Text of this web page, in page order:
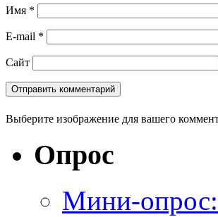
Имя *
E-mail *
Сайт
Выберите изображение для вашего
Опрос
Мини-опрос: